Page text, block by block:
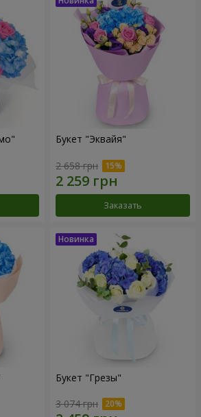
Букет "Эквайя"
2 658 грн
Заказать
Букет "Грезы"
3 074 грн